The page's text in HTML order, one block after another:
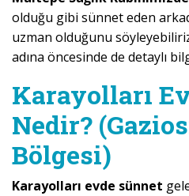
olduğu gibi sünnet eden
uzman olduğunu
adına öncesinde de detaylı
Karayolları
Nedir?
Bölgesi)
Karayolları evde sünnet